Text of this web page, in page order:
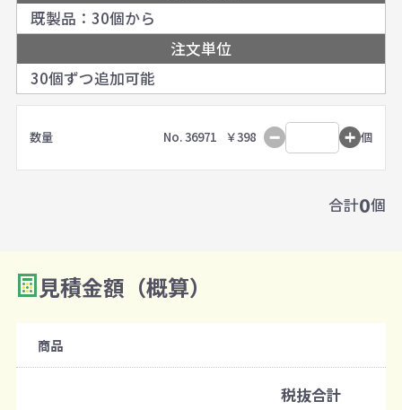
既製品：30個から
注文単位
30個ずつ追加可能
数量 No. 36971 ￥398 個
合計0個
見積金額（概算）
商品
税抜合計